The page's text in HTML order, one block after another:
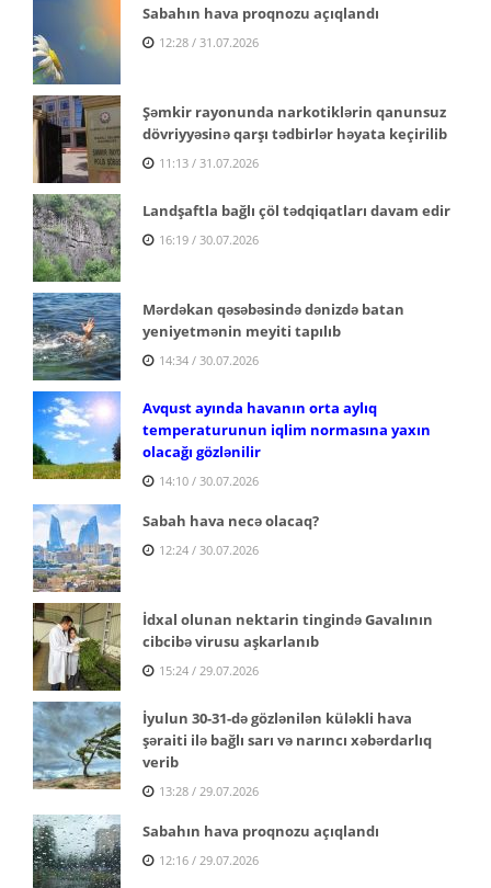
Sabahın hava proqnozu açıqlandı
12:28 / 31.07.2026
Şəmkir rayonunda narkotiklərin qanunsuz
dövriyyəsinə qarşı tədbirlər həyata keçirilib
11:13 / 31.07.2026
Landşaftla bağlı çöl tədqiqatları davam edir
16:19 / 30.07.2026
Mərdəkan qəsəbəsində dənizdə batan
yeniyetmənin meyiti tapılıb
14:34 / 30.07.2026
Avqust ayında havanın orta aylıq
temperaturunun iqlim normasına yaxın
olacağı gözlənilir
14:10 / 30.07.2026
Sabah hava necə olacaq?
12:24 / 30.07.2026
İdxal olunan nektarin tingində Gavalının
cibcibə virusu aşkarlanıb
15:24 / 29.07.2026
İyulun 30-31-də gözlənilən küləkli hava
şəraiti ilə bağlı sarı və narıncı xəbərdarlıq
verib
13:28 / 29.07.2026
Sabahın hava proqnozu açıqlandı
12:16 / 29.07.2026